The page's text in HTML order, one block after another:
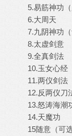
5.易筋神功
6.大周天
7.九阴神功
8.太虚剑意
9.全真剑法
10.玉女心经
11.两仪剑法
12.反两仪刀
13.怒涛海潮
14.天魔功
15随意（可